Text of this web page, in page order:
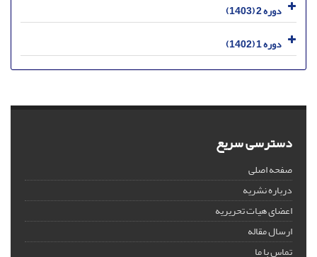
دوره 2 (1403)
دوره 1 (1402)
دسترسی سریع
صفحه اصلی
درباره نشریه
اعضای هیات تحریریه
ارسال مقاله
تماس با ما